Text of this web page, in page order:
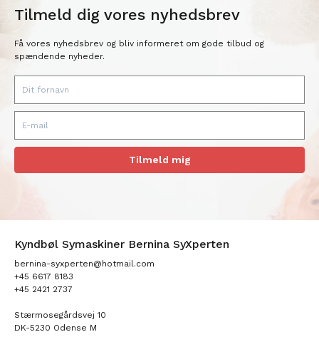
Tilmeld dig vores nyhedsbrev
Få vores nyhedsbrev og bliv informeret om gode tilbud og
spændende nyheder.
Tilmeld mig
Kyndbøl Symaskiner Bernina SyXperten
bernina-syxperten@hotmail.com
+45 6617 8183
+45 2421 2737
Stærmosegårdsvej 10
DK-5230 Odense M